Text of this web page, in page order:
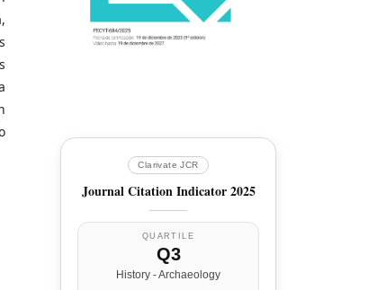
Clarivate JCR
Journal Citation Indicator 2025
QUARTILE
Q3
History - Archaeology